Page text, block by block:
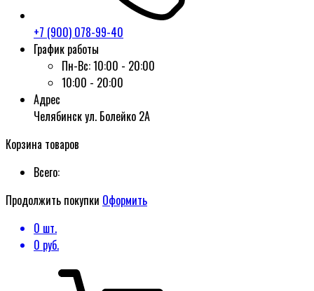
+7 (900) 078-99-40
График работы
Пн-Вс:10:00 - 20:00
10:00 - 20:00
Адрес
Челябинск ул. Болейко 2А
Корзина товаров
Всего:
Продолжить покупки Оформить
0 шт.
0 руб.